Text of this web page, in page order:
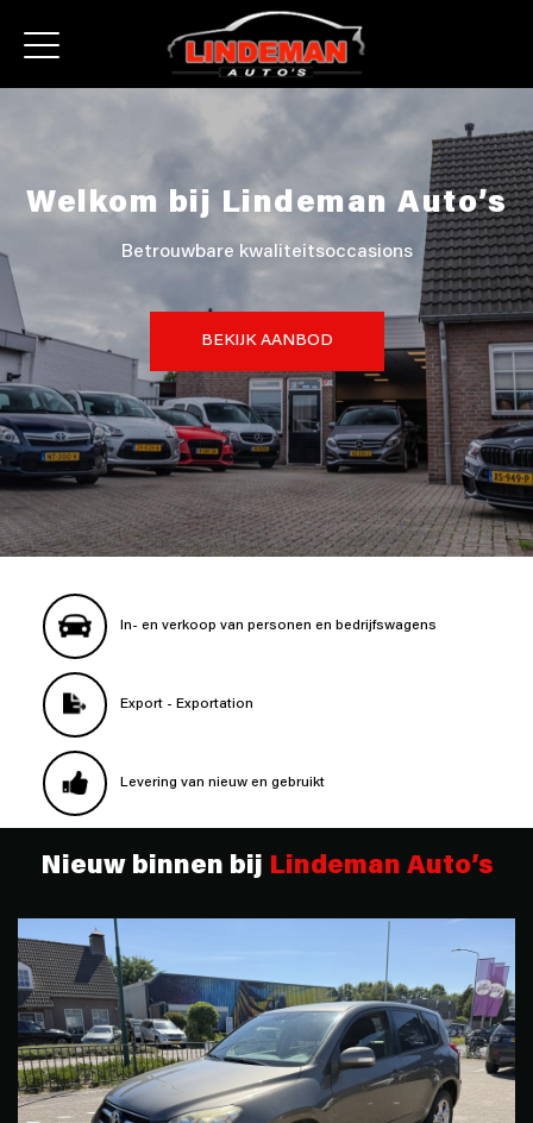
Welkom bij Lindeman Auto’s
Betrouwbare kwaliteitsoccasions
BEKIJK AANBOD
In- en verkoop van personen en bedrijfswagens
Export - Exportation
Levering van nieuw en gebruikt
Nieuw binnen bij Lindeman Auto’s